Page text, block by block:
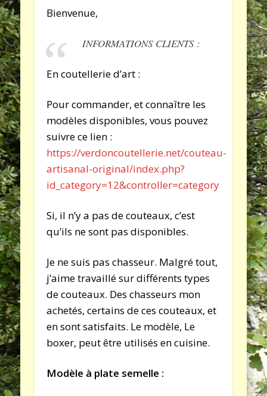
Bienvenue,
INFORMATIONS CLIENTS :
En coutellerie d’art :
Pour commander, et connaître les
modèles disponibles, vous pouvez
suivre ce lien :
https://verdoncoutellerie.net/couteau-
artisanal-original/index.php?
id_category=12&controller=category
Si, il n’y a pas de couteaux, c’est
qu’ils ne sont pas disponibles.
Je ne suis pas chasseur. Malgré tout,
j’aime travaillé sur différents types
de couteaux. Des chasseurs mon
achetés, certains de ces couteaux, et
en sont satisfaits. Le modèle, Le
boxer, peut être utilisés en cuisine.
Modèle à plate semelle :